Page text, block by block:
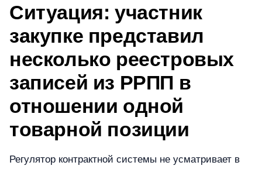
Ситуация: участник
закупке представил
несколько реестровых
записей из РРПП в
отношении одной
товарной позиции
Регулятор контрактной системы не усматривает в